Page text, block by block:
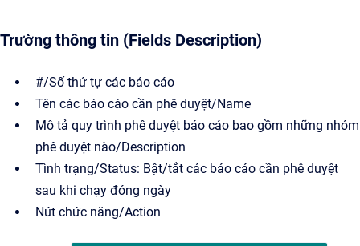
Trường thông tin (Fields Description)
#/Số thứ tự các báo cáo
Tên các báo cáo cần phê duyệt/Name
Mô tả quy trình phê duyệt báo cáo bao gồm những nhóm
phê duyệt nào/Description
Tình trạng/Status: Bật/tắt các báo cáo cần phê duyệt
sau khi chạy đóng ngày
Nút chức năng/Action